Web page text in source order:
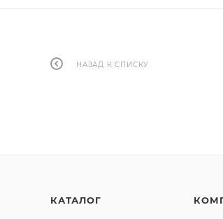
НАЗАД К СПИСКУ
КАТАЛОГ